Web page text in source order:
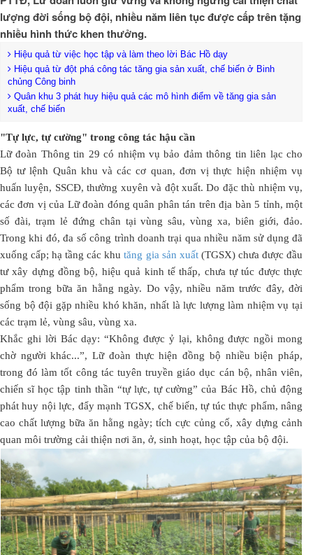
lượng đời sống bộ đội, nhiều năm liên tục được cấp trên tặng
nhiều hình thức khen thưởng.
Hiệu quả từ việc học tập và làm theo lời Bác Hồ dạy
Hiệu quả từ đột phá công tác tăng gia sản xuất, chế biến ở Binh
chủng Công binh
Quân khu 3 phát huy hiệu quả các mô hình điểm về tăng gia sản
xuất, chế biến
"Tự lực, tự cường" trong công tác hậu cần
Lữ đoàn Thông tin 29 có nhiệm vụ bảo đảm thông tin liên lạc cho
Bộ tư lệnh Quân khu và các cơ quan, đơn vị thực hiện nhiệm vụ
huấn luyện, SSCĐ, thường xuyên và đột xuất. Do đặc thù nhiệm vụ,
các đơn vị của Lữ đoàn đóng quân phân tán trên địa bàn 5 tỉnh, một
số đài, trạm lẻ đứng chân tại vùng sâu, vùng xa, biên giới, đảo.
Trong khi đó, đa số công trình doanh trại qua nhiều năm sử dụng đã
xuống cấp; hạ tầng các khutăng gia sản xuất(TGSX) chưa được đầu
tư xây dựng đồng bộ, hiệu quả kinh tế thấp, chưa tự túc được thực
phẩm trong bữa ăn hằng ngày. Do vậy, nhiều năm trước đây, đời
sống bộ đội gặp nhiều khó khăn, nhất là lực lượng làm nhiệm vụ tại
các trạm lẻ, vùng sâu, vùng xa.
Khắc ghi lời Bác dạy: “Không được ỷ lại, không được ngồi mong
chờ người khác...”, Lữ đoàn thực hiện đồng bộ nhiều biện pháp,
trong đó làm tốt công tác tuyên truyền giáo dục cán bộ, nhân viên,
chiến sĩ học tập tinh thần “tự lực, tự cường” của Bác Hồ, chủ động
phát huy nội lực, đẩy mạnh TGSX, chế biến, tự túc thực phẩm, nâng
cao chất lượng bữa ăn hằng ngày; tích cực củng cố, xây dựng cảnh
quan môi trường cải thiện nơi ăn, ở, sinh hoạt, học tập của bộ đội.